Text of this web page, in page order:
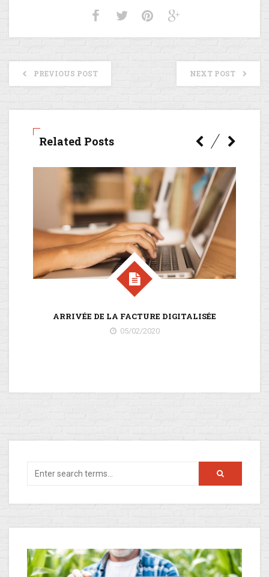
PREVIOUS POST NEXT POST
Related Posts
ARRIVÉE DE LA FACTURE DIGITALISÉE
05/02/2020